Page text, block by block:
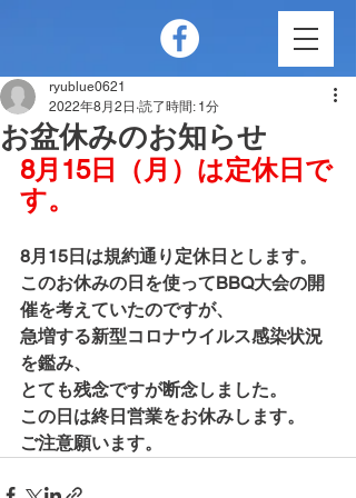
お盆休みのお知らせ
ryublue0621
2022年8月2日 読了時間: 1分
8月15日（月）は定休日で
す。
8月15日は規約通り定休日とします。
このお休みの日を使ってBBQ大会の開
催を考えていたのですが、
急増する新型コロナウイルス感染状況
を鑑み、
とても残念ですが断念しました。
この日は終日営業をお休みします。
ご注意願います。